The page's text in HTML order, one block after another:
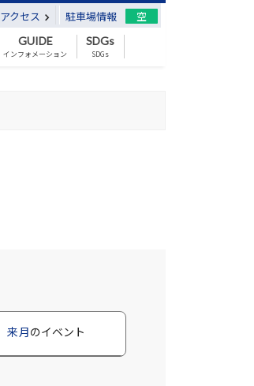
アクセス 駐車場情報 空
GUIDE
インフォメーション
SDGs
SDGs
来月のイベント